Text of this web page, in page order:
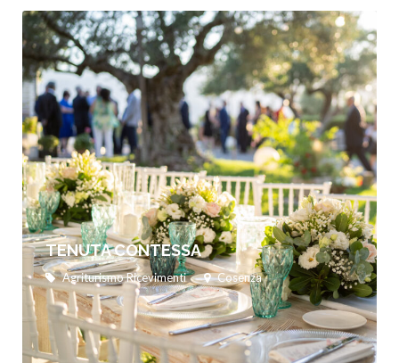
TENUTA CONTESSA
Agriturismo Ricevimenti Cosenza